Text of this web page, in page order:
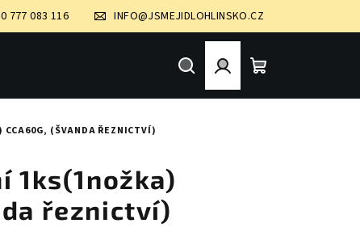
777 083 116 INFO@JSMEJIDLOHLINSKO.CZ
HledatPřihlášení
CCA60G, (ŠVANDA ŘEZNICTVÍ)
1ks(1nožka)
řeznictví)